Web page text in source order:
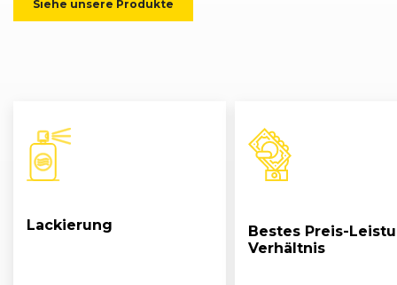
Hyundai i30 (FD/FDH) cw (03/08 - 07/10)
Hyundai i30 (FD/FDH) cw (03/08 - 07/10)
Hyundai i30 (FD/FDH) cw (07/10 - 08/12)
Siehe unsere Produkte
Lackierung
Bestes Preis-
Verhältnis